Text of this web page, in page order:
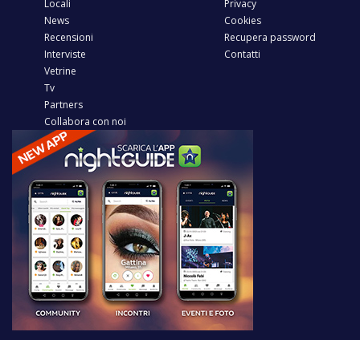
Locali
News
Recensioni
Interviste
Vetrine
Tv
Partners
Collabora con noi
Privacy
Cookies
Recupera password
Contatti